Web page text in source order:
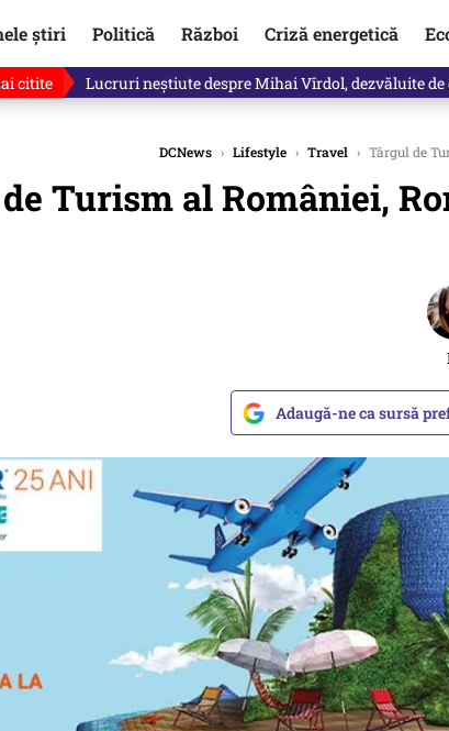
știri Politică Război Criză energetică
citite Lucruri neștiute despre Mihai Vîrdol, dezvăluite
DCNews › Lifestyle › Travel › Târgul de
Turism al României,
Adaugă-ne ca sursă